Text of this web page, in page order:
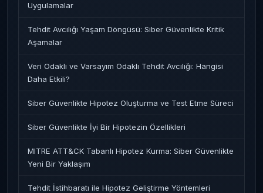
Uygulamalar
Tehdit Avcılığı Yaşam Döngüsü: Siber Güvenlikte Kritik
Aşamalar
Veri Odaklı ve Varsayım Odaklı Tehdit Avcılığı: Hangisi
Daha Etkili?
Siber Güvenlikte Hipotez Oluşturma ve Test Etme Süreci
Siber Güvenlikte İyi Bir Hipotezin Özellikleri
MITRE ATT&CK Tabanlı Hipotez Kurma: Siber Güvenlikte
Yeni Bir Yaklaşım
Tehdit İstihbaratı ile Hipotez Geliştirme Yöntemleri